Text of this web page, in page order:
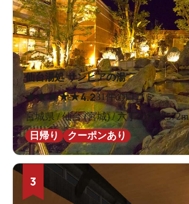
仙台湯処 サンピアの湯
★★★★★4.231件の口コミ
宮城県 / 仙台 (宮城) / 六丁の目駅572m
日帰り
クーポンあり
3